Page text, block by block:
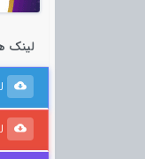
لینک